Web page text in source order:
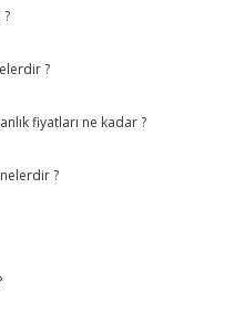
?
fiyatları ne kadar ?
?